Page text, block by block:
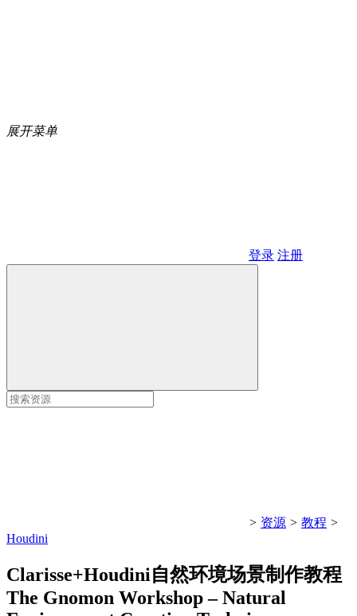
展开菜单
登录 注册
> 资源 > 教程 >
Houdini
Clarisse+Houdini自然环境场景制作教程
The Gnomon Workshop – Natural